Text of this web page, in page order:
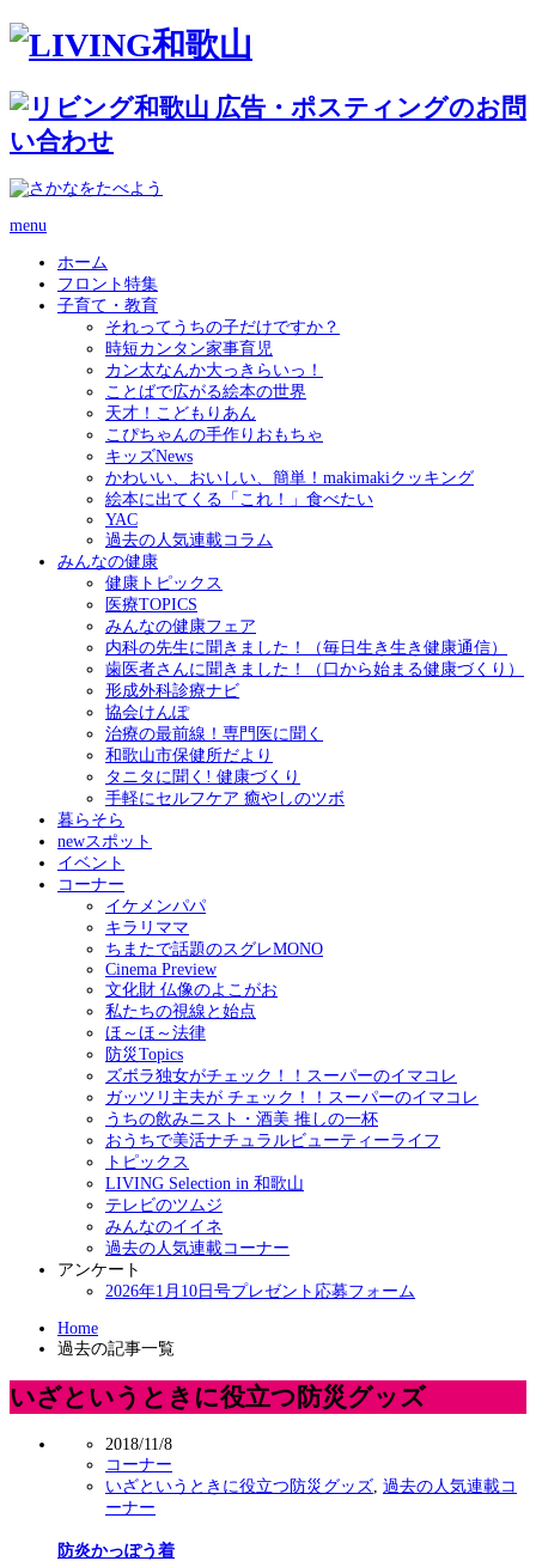
menu
ホーム
フロント特集
子育て・教育
それってうちの子だけですか？
時短カンタン家事育児
カン太なんか大っきらいっ！
ことばで広がる絵本の世界
天才！こどもりあん
こぴちゃんの手作りおもちゃ
キッズNews
かわいい、おいしい、簡単！makimakiクッキング
絵本に出てくる「これ！」食べたい
YAC
過去の人気連載コラム
みんなの健康
健康トピックス
医療TOPICS
みんなの健康フェア
内科の先生に聞きました！（毎日生き生き健康通信）
歯医者さんに聞きました！（口から始まる健康づくり）
形成外科診療ナビ
協会けんぽ
治療の最前線！専門医に聞く
和歌山市保健所だより
タニタに聞く! 健康づくり
手軽にセルフケア 癒やしのツボ
暮らそら
newスポット
イベント
コーナー
イケメンパパ
キラリママ
ちまたで話題のスグレMONO
Cinema Preview
文化財 仏像のよこがお
私たちの視線と始点
ほ～ほ～法律
防災Topics
ズボラ独女がチェック！！スーパーのイマコレ
ガッツリ主夫が チェック！！スーパーのイマコレ
うちの飲みニスト・酒美 推しの一杯
おうちで美活ナチュラルビューティーライフ
トピックス
LIVING Selection in 和歌山
テレビのツムジ
みんなのイイネ
過去の人気連載コーナー
アンケート
2026年1月10日号プレゼント応募フォーム
Home
過去の記事一覧
いざというときに役立つ防災グッズ
2018/11/8
コーナー
いざというときに役立つ防災グッズ 過去の人気連載コ
ーナー
防炎かっぽう着